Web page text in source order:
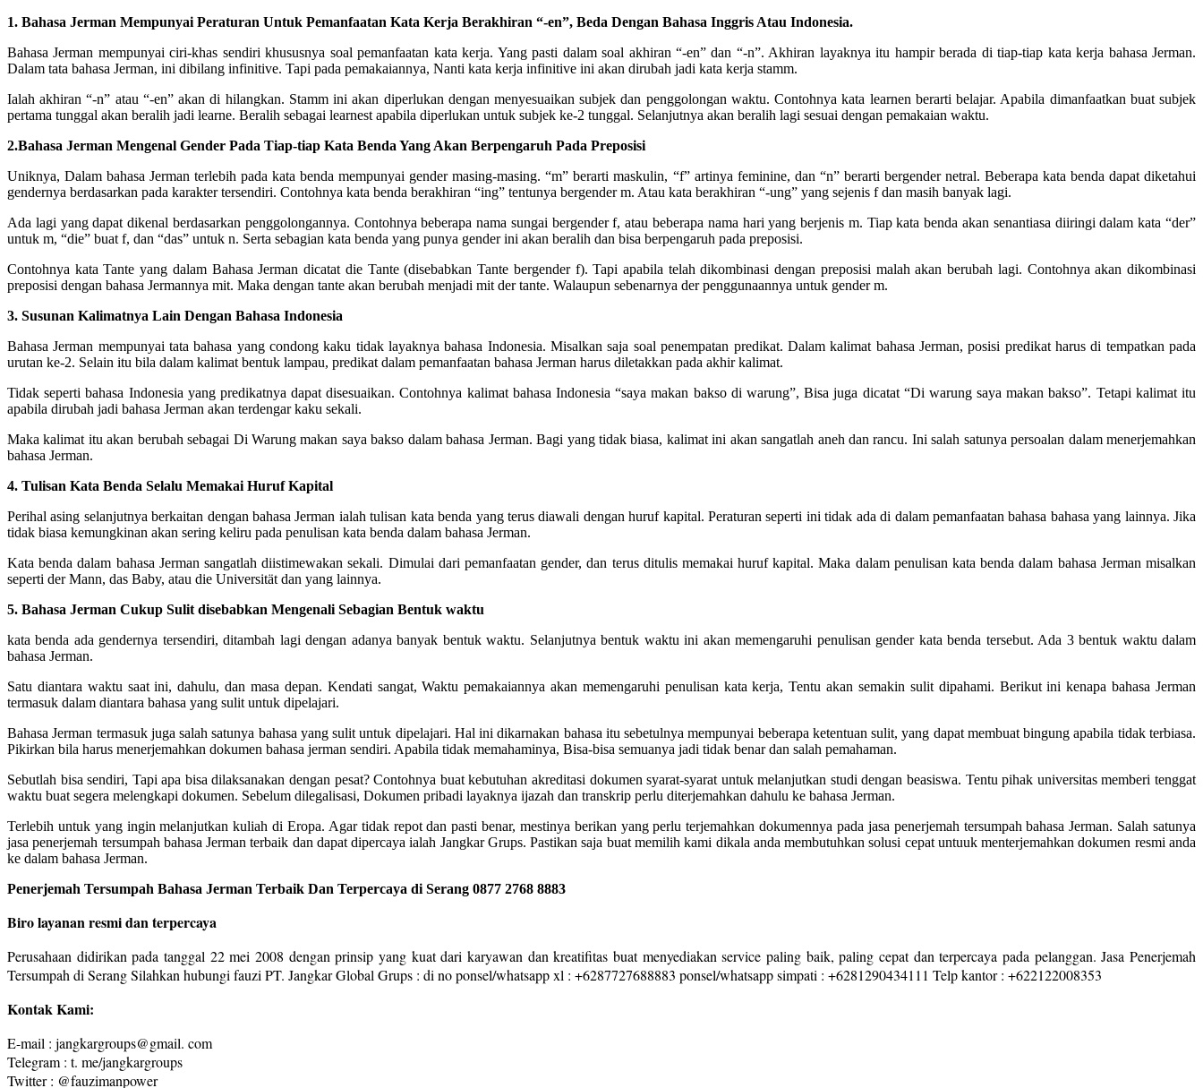
1. Bahasa Jerman Mempunyai Peraturan Untuk Pemanfaatan Kata Kerja Berakhiran “-en”, Beda Dengan Bahasa Inggris Atau Indonesia.
Bahasa Jerman mempunyai ciri-khas sendiri khususnya soal pemanfaatan kata kerja. Yang pasti dalam soal akhiran “-en” dan “-n”. Akhiran layaknya itu hampir berada di tiap-tiap kata kerja bahasa Jerman.
Dalam tata bahasa Jerman, ini dibilang infinitive. Tapi pada pemakaiannya, Nanti kata kerja infinitive ini akan dirubah jadi kata kerja stamm.
Ialah akhiran “-n” atau “-en” akan di hilangkan. Stamm ini akan diperlukan dengan menyesuaikan subjek dan penggolongan waktu. Contohnya kata learnen berarti belajar. Apabila dimanfaatkan buat subjek
pertama tunggal akan beralih jadi learne. Beralih sebagai learnest apabila diperlukan untuk subjek ke-2 tunggal. Selanjutnya akan beralih lagi sesuai dengan pemakaian waktu.
2.Bahasa Jerman Mengenal Gender Pada Tiap-tiap Kata Benda Yang Akan Berpengaruh Pada Preposisi
Uniknya, Dalam bahasa Jerman terlebih pada kata benda mempunyai gender masing-masing. “m” berarti maskulin, “f” artinya feminine, dan “n” berarti bergender netral. Beberapa kata benda dapat diketahui
gendernya berdasarkan pada karakter tersendiri. Contohnya kata benda berakhiran “ing” tentunya bergender m. Atau kata berakhiran “-ung” yang sejenis f dan masih banyak lagi.
Ada lagi yang dapat dikenal berdasarkan penggolongannya. Contohnya beberapa nama sungai bergender f, atau beberapa nama hari yang berjenis m. Tiap kata benda akan senantiasa diiringi dalam kata “der”
untuk m, “die” buat f, dan “das” untuk n. Serta sebagian kata benda yang punya gender ini akan beralih dan bisa berpengaruh pada preposisi.
Contohnya kata Tante yang dalam Bahasa Jerman dicatat die Tante (disebabkan Tante bergender f). Tapi apabila telah dikombinasi dengan preposisi malah akan berubah lagi. Contohnya akan dikombinasi
preposisi dengan bahasa Jermannya mit. Maka dengan tante akan berubah menjadi mit der tante. Walaupun sebenarnya der penggunaannya untuk gender m.
3. Susunan Kalimatnya Lain Dengan Bahasa Indonesia
Bahasa Jerman mempunyai tata bahasa yang condong kaku tidak layaknya bahasa Indonesia. Misalkan saja soal penempatan predikat. Dalam kalimat bahasa Jerman, posisi predikat harus di tempatkan pada
urutan ke-2. Selain itu bila dalam kalimat bentuk lampau, predikat dalam pemanfaatan bahasa Jerman harus diletakkan pada akhir kalimat.
Tidak seperti bahasa Indonesia yang predikatnya dapat disesuaikan. Contohnya kalimat bahasa Indonesia “saya makan bakso di warung”, Bisa juga dicatat “Di warung saya makan bakso”. Tetapi kalimat itu
apabila dirubah jadi bahasa Jerman akan terdengar kaku sekali.
Maka kalimat itu akan berubah sebagai Di Warung makan saya bakso dalam bahasa Jerman. Bagi yang tidak biasa, kalimat ini akan sangatlah aneh dan rancu. Ini salah satunya persoalan dalam menerjemahkan
bahasa Jerman.
4. Tulisan Kata Benda Selalu Memakai Huruf Kapital
Perihal asing selanjutnya berkaitan dengan bahasa Jerman ialah tulisan kata benda yang terus diawali dengan huruf kapital. Peraturan seperti ini tidak ada di dalam pemanfaatan bahasa bahasa yang lainnya. Jika
tidak biasa kemungkinan akan sering keliru pada penulisan kata benda dalam bahasa Jerman.
Kata benda dalam bahasa Jerman sangatlah diistimewakan sekali. Dimulai dari pemanfaatan gender, dan terus ditulis memakai huruf kapital. Maka dalam penulisan kata benda dalam bahasa Jerman misalkan
seperti der Mann, das Baby, atau die Universität dan yang lainnya.
5. Bahasa Jerman Cukup Sulit disebabkan Mengenali Sebagian Bentuk waktu
kata benda ada gendernya tersendiri, ditambah lagi dengan adanya banyak bentuk waktu. Selanjutnya bentuk waktu ini akan memengaruhi penulisan gender kata benda tersebut. Ada 3 bentuk waktu dalam
bahasa Jerman.
Satu diantara waktu saat ini, dahulu, dan masa depan. Kendati sangat, Waktu pemakaiannya akan memengaruhi penulisan kata kerja, Tentu akan semakin sulit dipahami. Berikut ini kenapa bahasa Jerman
termasuk dalam diantara bahasa yang sulit untuk dipelajari.
Bahasa Jerman termasuk juga salah satunya bahasa yang sulit untuk dipelajari. Hal ini dikarnakan bahasa itu sebetulnya mempunyai beberapa ketentuan sulit, yang dapat membuat bingung apabila tidak terbiasa.
Pikirkan bila harus menerjemahkan dokumen bahasa jerman sendiri. Apabila tidak memahaminya, Bisa-bisa semuanya jadi tidak benar dan salah pemahaman.
Sebutlah bisa sendiri, Tapi apa bisa dilaksanakan dengan pesat? Contohnya buat kebutuhan akreditasi dokumen syarat-syarat untuk melanjutkan studi dengan beasiswa. Tentu pihak universitas memberi tenggat
waktu buat segera melengkapi dokumen. Sebelum dilegalisasi, Dokumen pribadi layaknya ijazah dan transkrip perlu diterjemahkan dahulu ke bahasa Jerman.
Terlebih untuk yang ingin melanjutkan kuliah di Eropa. Agar tidak repot dan pasti benar, mestinya berikan yang perlu terjemahkan dokumennya pada jasa penerjemah tersumpah bahasa Jerman. Salah satunya
jasa penerjemah tersumpah bahasa Jerman terbaik dan dapat dipercaya ialah Jangkar Grups. Pastikan saja buat memilih kami dikala anda membutuhkan solusi cepat untuuk menterjemahkan dokumen resmi anda
ke dalam bahasa Jerman.
Penerjemah Tersumpah Bahasa Jerman Terbaik Dan Terpercaya di Serang 0877 2768 8883
Biro layanan resmi dan terpercaya
Perusahaan didirikan pada tanggal 22 mei 2008 dengan prinsip yang kuat dari karyawan dan kreatifitas buat menyediakan service paling baik, paling cepat dan terpercaya pada pelanggan. Jasa Penerjemah
Tersumpah di Serang Silahkan hubungi fauzi PT. Jangkar Global Grups : di no ponsel/whatsapp xl : +6287727688883 ponsel/whatsapp simpati : +6281290434111 Telp kantor : +622122008353
Kontak Kami:
E-mail : jangkargroups@gmail. com
Telegram : t. me/jangkargroups
Twitter : @fauzimanpower